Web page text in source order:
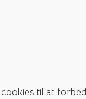
til at